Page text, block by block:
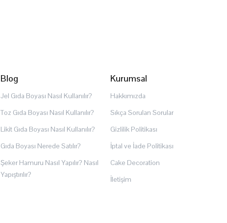
Blog
Jel Gıda Boyası Nasıl Kullanılır?
Toz Gıda Boyası Nasıl Kullanılır?
Likit Gıda Boyası Nasıl Kullanılır?
Gıda Boyası Nerede Satılır?
Şeker Hamuru Nasıl Yapılır? Nasıl
Yapıştırılır?
Kurumsal
Hakkımızda
Sıkça Sorulan Sorular
Gizlilik Politikası
İptal ve İade Politikası
Cake Decoration
İletişim